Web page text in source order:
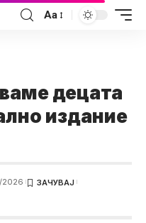
Аа
децата
издание